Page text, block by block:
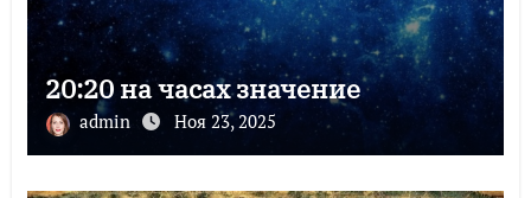
20:20 на часах значение
admin Ноя 23, 2025